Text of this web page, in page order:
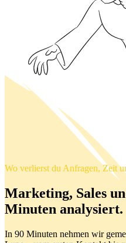
Wo verlierst du Anfragen, Zeit
Marketing, Sales
Minuten analysiert.
In 90 Minuten nehmen wir